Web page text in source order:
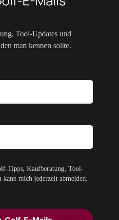
Tool-Updates und
man kennen sollte.
Tipps, Kaufberatung, Tool-
mich jederzeit abmelden.